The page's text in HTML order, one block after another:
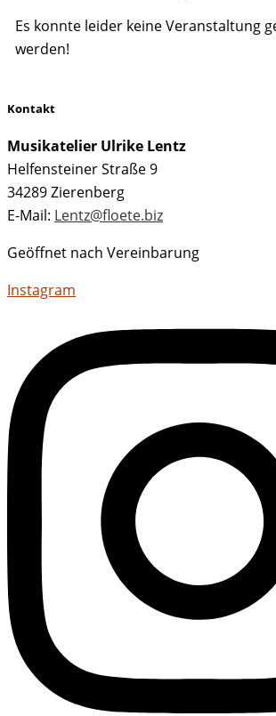
Es konnte leider keine Veranstaltung
werden!
Kontakt
Musikatelier Ulrike Lentz
Helfensteiner Straße 9
34289 Zierenberg
E-Mail: Lentz@floete.biz
Geöffnet nach Vereinbarung
Instagram